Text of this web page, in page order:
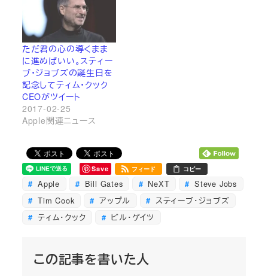
ただ君の心の導くまま
に進めばいい。スティー
ブ・ジョブズの誕生日を
記念してティム・クック
CEOがツイート
2017-02-25
Apple関連ニュース
Save フィード コピー
Apple Bill Gates NeXT
Steve Jobs
Tim Cook
アップル
スティーブ・ジョブズ
ティム・クック
ビル・ゲイツ
この記事を書いた人